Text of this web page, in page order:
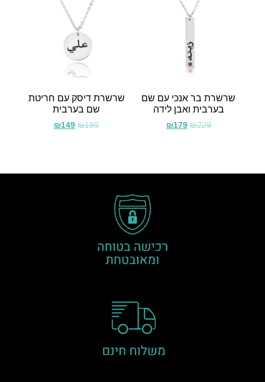
שרשרת בר אנכי עם שם
בערבית ואבן לידה
₪229
₪179
שרשרת דיסק עם חריטת
שם בערבית
₪199
₪149